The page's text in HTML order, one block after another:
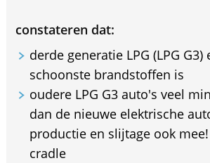
constateren dat:
derde generatie LPG (LPG G3)
schoonste brandstoffen is
oudere LPG G3 auto's veel
dan de nieuwe elektrische
productie en slijtage ook
cradle